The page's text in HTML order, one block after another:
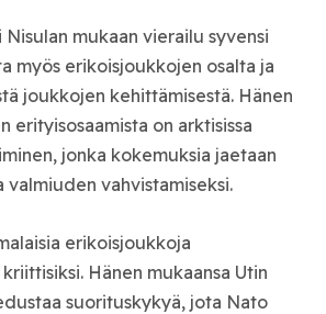
mukaan vierailu syvensi
myös erikoisjoukkojen osalta ja
joukkojen kehittämisestä. Hänen
erityisosaamista on arktisissa
jonka kokemuksia jaetaan
valmiuden vahvistamiseksi.
erikoisjoukkoja
Hänen mukaansa Utin
suorituskykyä, jota Nato